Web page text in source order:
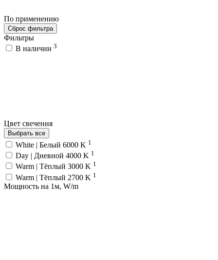
По применению
Сброс фильтра
Фильтры
В наличии 3
Цвет свечения
Выбрать все
White | Белый 6000 K 1
Day | Дневной 4000 K 1
Warm | Тёплый 3000 K 1
Warm | Тёплый 2700 K 1
Мощность на 1м, W/m